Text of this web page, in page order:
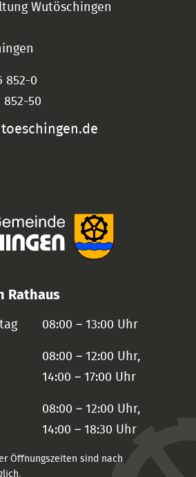
Wutöschingen
852-0
852-50
Rathaus
08:00 – 13:00 Uhr
08:00 – 12:00 Uhr,
14:00 – 17:00 Uhr
08:00 – 12:00 Uhr,
14:00 – 18:30 Uhr
Öffnungszeiten sind nach